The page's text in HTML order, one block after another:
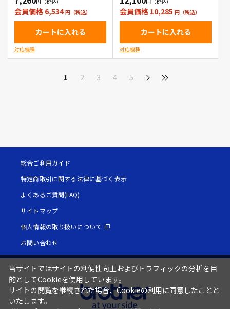
会員価格 6,534
カートに入れる
対応機種
会員価格 10,285
カートに入れる
対応機種
1 2 3 4 5
総合ご利用ガイド
特定商取引に関する法律に基づく表示
よくあるご質問(FAQ)
サイトマップ
個人情報の取り扱いについて
お問い合わせ
当サイトではサイトの利便性向上およびトラフィックの分析を目
的としてCookieを使用しています。
サイトの閲覧を継続された場合、Cookieの利用に同意したことと
いたします。